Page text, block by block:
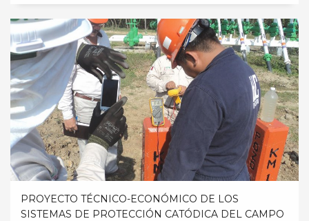
PROYECTO TÉCNICO-ECONÓMICO DE LOS
SISTEMAS DE PROTECCIÓN CATÓDICA DEL CAMPO